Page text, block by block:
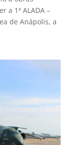
a 1ª ALADA –
de Anápolis, a